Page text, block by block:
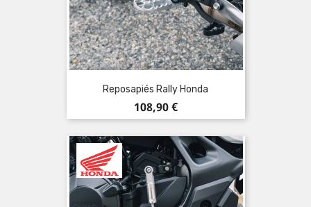
Reposapiés Rally Honda
Precio
108,90 €